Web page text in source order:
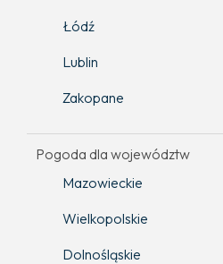
Łódź
Lublin
Zakopane
Pogoda dla województw
Mazowieckie
Wielkopolskie
Dolnośląskie